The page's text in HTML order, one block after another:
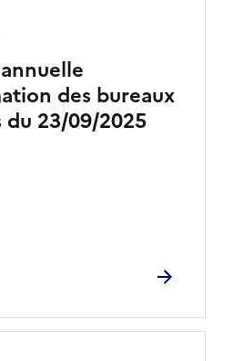
des bureaux
du 23/09/2025